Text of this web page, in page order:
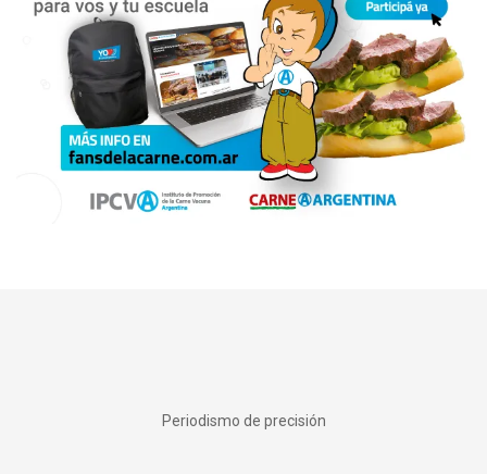
Periodismo de precisión